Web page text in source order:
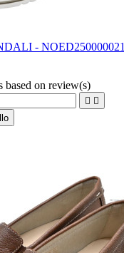
- NOED250000021
based on review(s)
 